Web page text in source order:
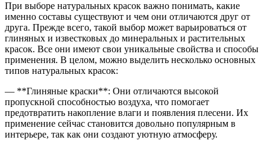
При выборе натуральных красок важно понимать, какие
именно составы существуют и чем они отличаются друг от
друга. Прежде всего, такой выбор может варьироваться от
глиняных и известковых до минеральных и растительных
красок. Все они имеют свои уникальные свойства и способы
применения. В целом, можно выделить несколько основных
типов натуральных красок:
— **Глиняные краски**: Они отличаются высокой
пропускной способностью воздуха, что помогает
предотвратить накопление влаги и появления плесени. Их
применение сейчас становится довольно популярным в
интерьере, так как они создают уютную атмосферу.